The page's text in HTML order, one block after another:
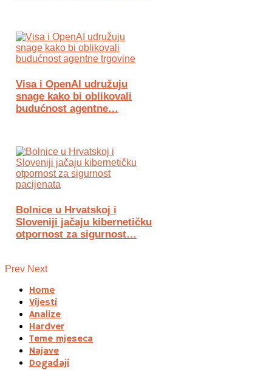
Visa i OpenAI udružuju
snage kako bi oblikovali
budućnost agentne…
Bolnice u Hrvatskoj i
Sloveniji jačaju kibernetičku
otpornost za sigurnost…
Prev Next
Home
Vijesti
Analize
Hardver
Teme mjeseca
Najave
Događaji